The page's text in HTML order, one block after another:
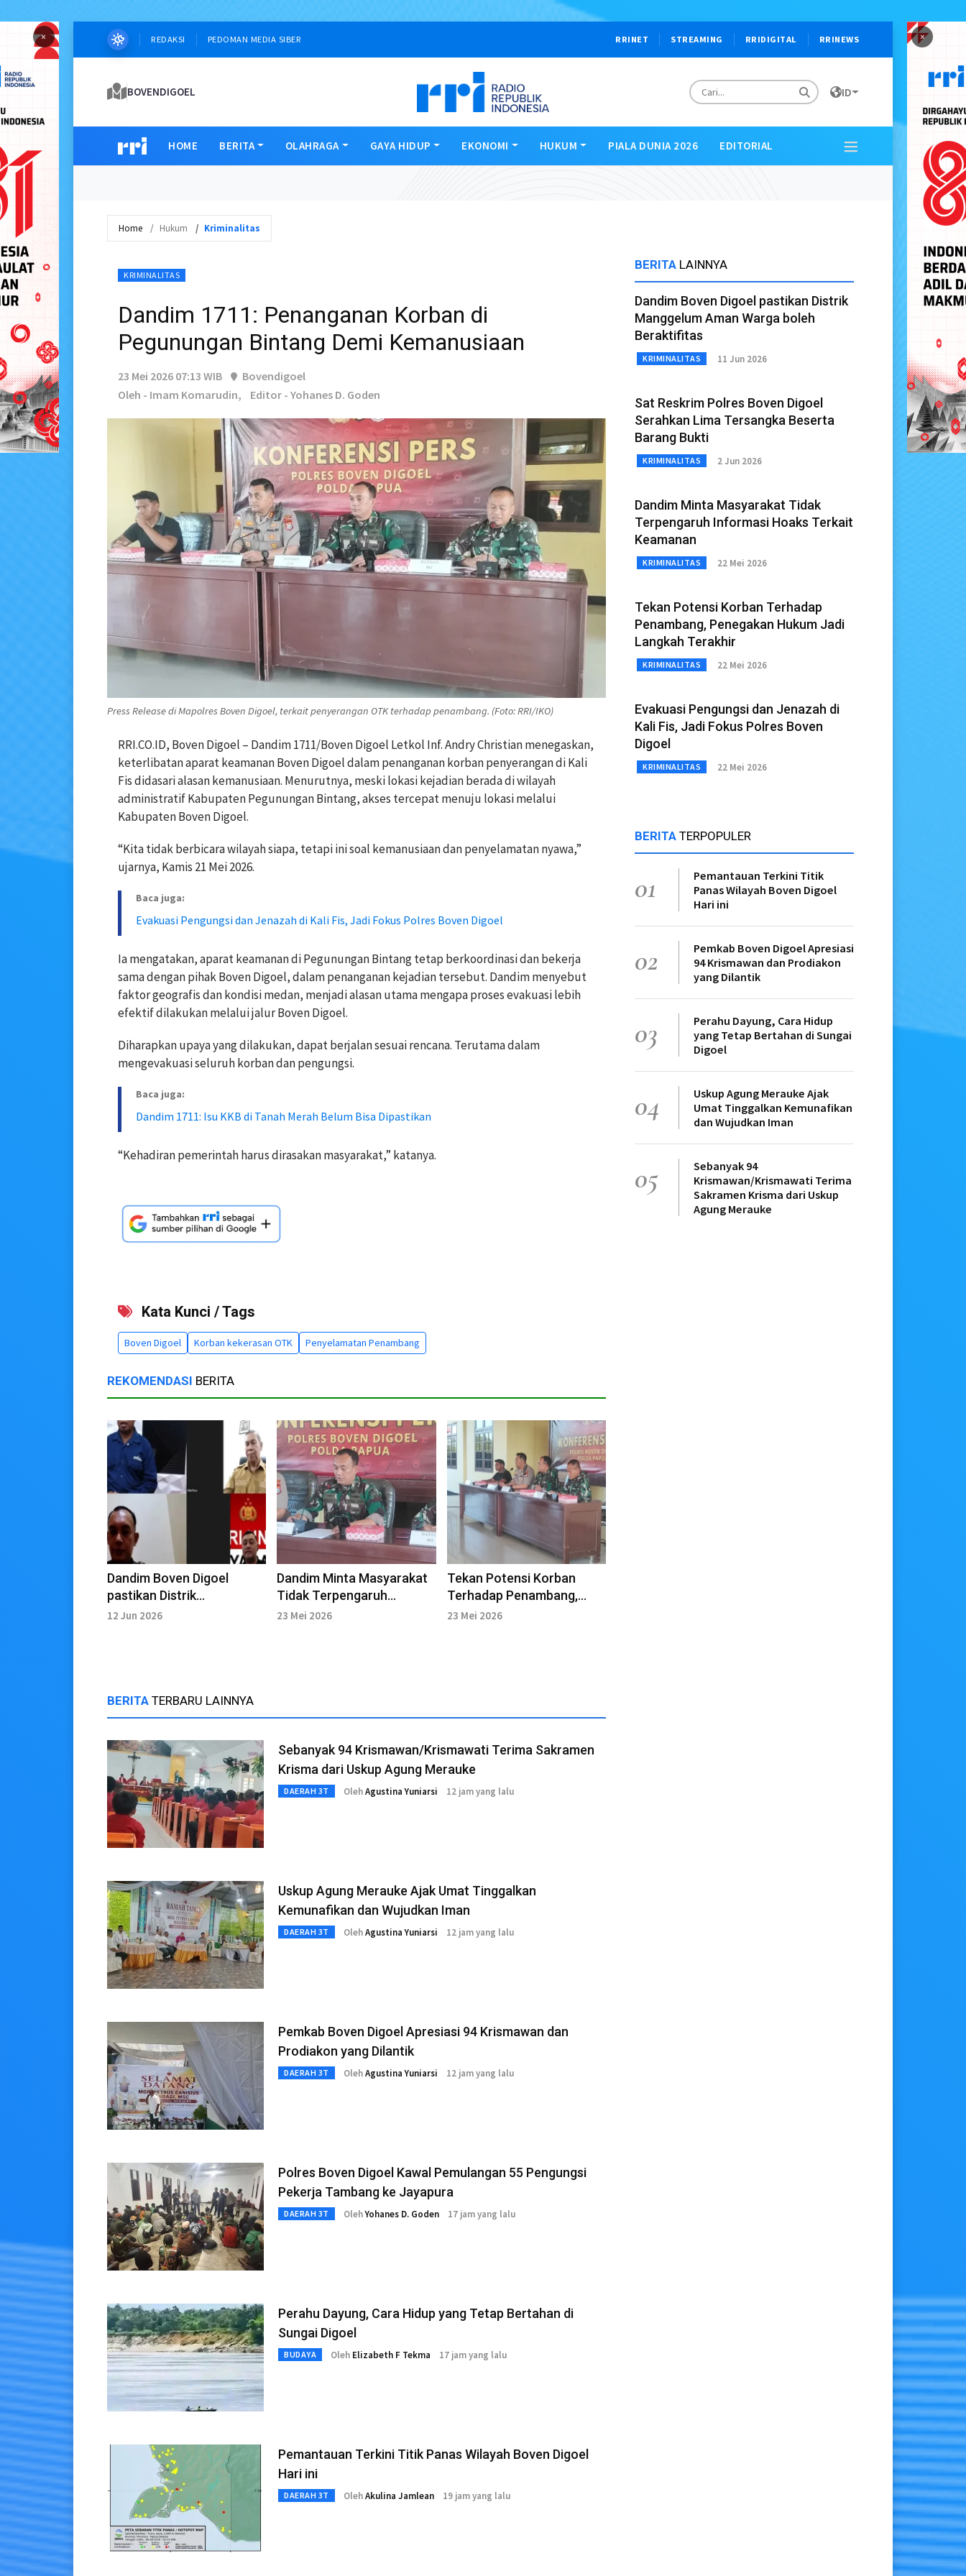
× ×
REDAKSI PEDOMAN MEDIA SIBER RRINET STREAMING RRIDIGITAL RRINEWS
BOVENDIGOEL ID
HOME BERITA OLAHRAGA GAYA HIDUP EKONOMI HUKUM PIALA DUNIA 2026 EDITORIAL
Home Hukum Kriminalitas
KRIMINALITAS
Dandim 1711: Penanganan Korban di
Pegunungan Bintang Demi Kemanusiaan
23 Mei 2026 07:13 WIB
Bovendigoel
Oleh - Imam Komarudin,
Editor - Yohanes D. Goden
Press Release di Mapolres Boven Digoel, terkait penyerangan OTK terhadap penambang. (Foto: RRI/IKO)
RRI.CO.ID, Boven Digoel – Dandim 1711/Boven Digoel Letkol Inf. Andry Christian menegaskan,
keterlibatan aparat keamanan Boven Digoel dalam penanganan korban penyerangan di Kali
Fis didasari alasan kemanusiaan. Menurutnya, meski lokasi kejadian berada di wilayah
administratif Kabupaten Pegunungan Bintang, akses tercepat menuju lokasi melalui
Kabupaten Boven Digoel.
“Kita tidak berbicara wilayah siapa, tetapi ini soal kemanusiaan dan penyelamatan nyawa,”
ujarnya, Kamis 21 Mei 2026.
Baca juga:
Evakuasi Pengungsi dan Jenazah di Kali Fis, Jadi Fokus Polres Boven Digoel
Ia mengatakan, aparat keamanan di Pegunungan Bintang tetap berkoordinasi dan bekerja
sama dengan pihak Boven Digoel, dalam penanganan kejadian tersebut. Dandim menyebut
faktor geografis dan kondisi medan, menjadi alasan utama mengapa proses evakuasi lebih
efektif dilakukan melalui jalur Boven Digoel.
Diharapkan upaya yang dilakukan, dapat berjalan sesuai rencana. Terutama dalam
mengevakuasi seluruh korban dan pengungsi.
Baca juga:
Dandim 1711: Isu KKB di Tanah Merah Belum Bisa Dipastikan
“Kehadiran pemerintah harus dirasakan masyarakat,” katanya.
Kata Kunci / Tags
Boven Digoel Korban kekerasan OTK Penyelamatan Penambang
REKOMENDASI BERITA
Dandim Boven Digoel
pastikan Distrik
Manggelum Aman Warga
12 Jun 2026
Dandim Minta Masyarakat
Tidak Terpengaruh
Informasi Hoaks Terkait
23 Mei 2026
Tekan Potensi Korban
Terhadap Penambang,
Penegakan Hukum Jadi
23 Mei 2026
BERITA TERBARU LAINNYA
Sebanyak 94 Krismawan/Krismawati Terima Sakramen
Krisma dari Uskup Agung Merauke
DAERAH 3T OlehAgustina Yuniarsi 12 jam yang lalu
Uskup Agung Merauke Ajak Umat Tinggalkan
Kemunafikan dan Wujudkan Iman
DAERAH 3T OlehAgustina Yuniarsi 12 jam yang lalu
Pemkab Boven Digoel Apresiasi 94 Krismawan dan
Prodiakon yang Dilantik
DAERAH 3T OlehAgustina Yuniarsi 12 jam yang lalu
Polres Boven Digoel Kawal Pemulangan 55 Pengungsi
Pekerja Tambang ke Jayapura
DAERAH 3T OlehYohanes D. Goden 17 jam yang lalu
Perahu Dayung, Cara Hidup yang Tetap Bertahan di
Sungai Digoel
BUDAYA Oleh Elizabeth F Tekma 17 jam yang lalu
Pemantauan Terkini Titik Panas Wilayah Boven Digoel
Hari ini
DAERAH 3T OlehAkulina Jamlean 19 jam yang lalu
BERITA LAINNYA
Dandim Boven Digoel pastikan Distrik
Manggelum Aman Warga boleh
Beraktifitas
KRIMINALITAS 11 Jun 2026
Sat Reskrim Polres Boven Digoel
Serahkan Lima Tersangka Beserta
Barang Bukti
KRIMINALITAS 2 Jun 2026
Dandim Minta Masyarakat Tidak
Terpengaruh Informasi Hoaks Terkait
Keamanan
KRIMINALITAS 22 Mei 2026
Tekan Potensi Korban Terhadap
Penambang, Penegakan Hukum Jadi
Langkah Terakhir
KRIMINALITAS 22 Mei 2026
Evakuasi Pengungsi dan Jenazah di
Kali Fis, Jadi Fokus Polres Boven
Digoel
KRIMINALITAS 22 Mei 2026
BERITA TERPOPULER
01
Pemantauan Terkini Titik
Panas Wilayah Boven Digoel
Hari ini
02
Pemkab Boven Digoel Apresiasi
94 Krismawan dan Prodiakon
yang Dilantik
03
Perahu Dayung, Cara Hidup
yang Tetap Bertahan di Sungai
Digoel
04
Uskup Agung Merauke Ajak
Umat Tinggalkan Kemunafikan
dan Wujudkan Iman
05
Sebanyak 94
Krismawan/Krismawati Terima
Sakramen Krisma dari Uskup
Agung Merauke